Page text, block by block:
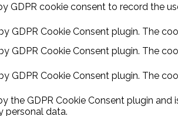
GDPR cookie consent to record the
GDPR Cookie Consent plugin. The
GDPR Cookie Consent plugin. The
GDPR Cookie Consent plugin. The
the GDPR Cookie Consent plugin
personal data.